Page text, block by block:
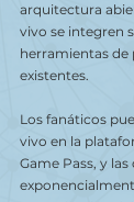
arquitectura
vivo se integren
herramientas de
existentes.
Los fanáticos
vivo en la
Game Pass, y